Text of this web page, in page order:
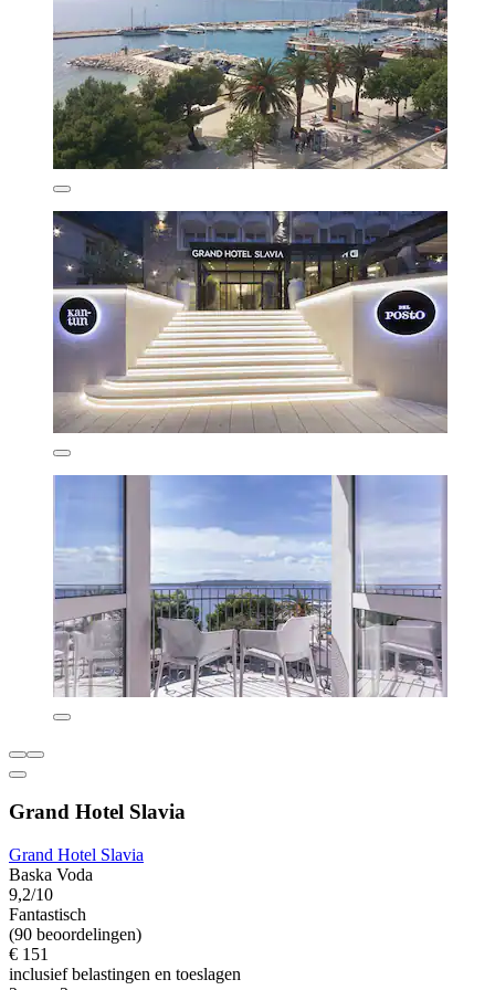
Grand Hotel Slavia
Grand Hotel Slavia
Baska Voda
9,2/10
Fantastisch
(90 beoordelingen)
€ 151
inclusief belastingen en toeslagen